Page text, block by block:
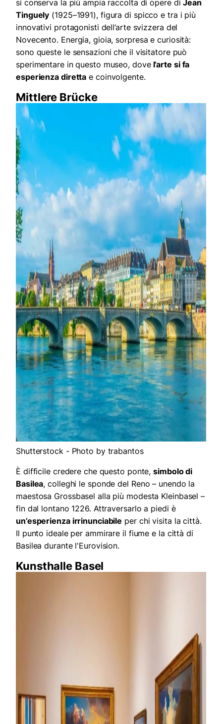
si conserva la più ampia raccolta di opere diJean
Tinguely (1925–1991), figura di spicco e tra i più
innovativi protagonisti dell’arte svizzera del
Novecento. Energia, gioia, sorpresa e curiosità:
sono queste le sensazioni che il visitatore può
sperimentare in questo museo, dovel’arte si fa
esperienza diretta e coinvolgente.
Mittlere Brücke
Shutterstock - Photo by trabantos
È difficile credere che questo ponte,simbolo di
Basilea, colleghi le sponde del Reno – unendo la
maestosa Grossbasel alla più modesta Kleinbasel –
fin dal lontano 1226. Attraversarlo a piedi è
un’esperienza irrinunciabile per chi visita la città.
Il punto ideale per ammirare il fiume e la città di
Basilea durante l'Eurovision.
Kunsthalle Basel